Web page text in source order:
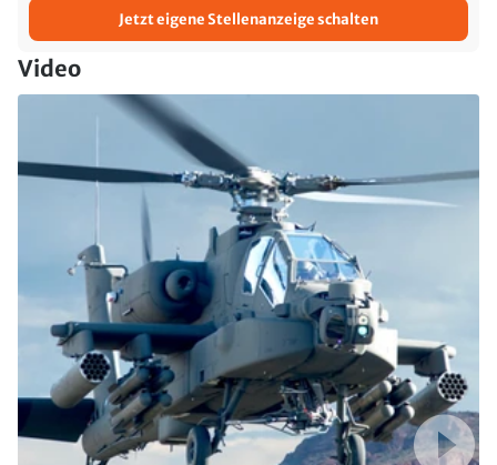
Jetzt eigene Stellenanzeige schalten
Video